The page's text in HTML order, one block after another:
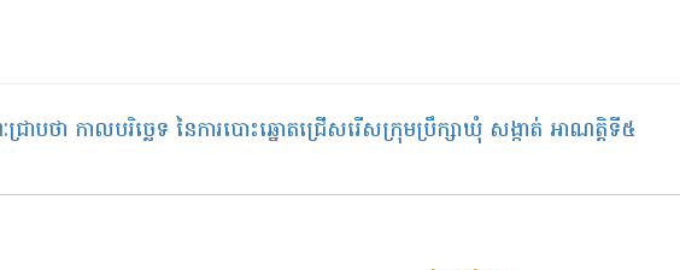
កាលបរិច្ឆេទ នៃការបោះឆ្នោតជ្រើសរើសក្រុមប្រឹក្សាឃុំ សង្កាត់ អាណត្តិទី៥